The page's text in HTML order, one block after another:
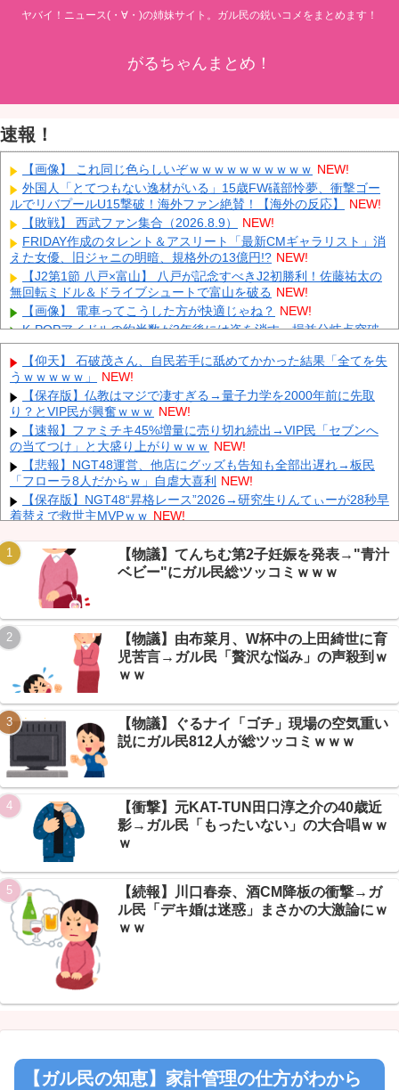
ヤバイ！ニュース(・∀・)の姉妹サイト。ガル民の鋭いコメをまとめます！
がるちゃんまとめ！
速報！
【画像】 これ同じ色らしいぞｗｗｗｗｗｗｗｗｗｗ NEW!
外国人「とてつもない逸材がいる」15歳FW礒部怜夢、衝撃ゴー
ルでリバプールU15撃破！海外ファン絶賛！【海外の反応】
NEW!
【敗戦】 西武ファン集合（2026.8.9）
NEW!
FRIDAY作成のタレント＆アスリート「最新CMギャラリスト」消
えた女優、旧ジャニの明暗、規格外の13億円!? NEW!
【J2第1節 八戸×富山】 八戸が記念すべきJ2初勝利！佐藤祐太の
無回転ミドル＆ドライブシュートで富山を破る NEW!
【画像】 電車ってこうした方が快適じゃね？ NEW!
K-POPアイドルの約半数が3年後には姿を消す…損益分岐点突破
は4％未満 NEW!
【速報】 斎藤知事、宣戦布告「数十年に渡るその場しのぎの不適
切会計、私の代でケリをつける」
中国「大豪雨！」三峡ダム「基礎部分破損」中国「全力放流！」
台風13号「中国上陸予測」台風15号「中国接近（画像」中国「台風
同時上陸！（穀物生産が壊滅危機」→ NEW!
大学生ワイ、株で大儲けしてしまうｗｗｗｗｗｗｗｗｗｗ
Powered by livedoor 相互RSS
【仰天】 石破茂さん、自民若手に舐めてかかった結果「全てを失
うｗｗｗｗｗ」
NEW!
【保存版】仏教はマジで凄すぎる→量子力学を2000年前に先取
り？とVIP民が興奮ｗｗｗ NEW!
【速報】ファミチキ45%増量に売り切れ続出→VIP民「セブンへ
の当てつけ」と大盛り上がりｗｗｗ NEW!
【悲報】NGT48運営、他店にグッズも告知も全部出遅れ→板民
「フローラ8人だからｗ」自虐大喜利
NEW!
【保存版】NGT48“昇格レース”2026→研究生りんてぃーが28秒早
着替えで救世主MVPｗｗ NEW!
土下座してないキミは本気じゃないな」 NEW!
ディズニーからの帰り道。夫「息子連れて離れろ！あと警察に通
報！」私「助けて！」駅員「どうしました！？」→トンデモナイこ
とに… NEW!
【画像】 すでにメスの体つきになったいもうと NEW!
【悲報】映画ブルーロック、週末興行8位に大コケ→ちいかわに
惨敗でｗｗｗ NEW!
彫り師歴23年「タトゥー入れてる奴は99％バカです」「バカは
5000円が好き」無断キャンセル、挨拶できない、金がない…客層を
ぶっちゃけ NEW!
Powered by livedoor 相互RSS
【物議】てんちむ第2子妊娠を発表→"青汁
ベビー"にガル民総ツッコミｗｗｗ
【物議】由布菜月、W杯中の上田綺世に育
児苦言→ガル民「贅沢な悩み」の声殺到ｗ
ｗｗ
【物議】ぐるナイ「ゴチ」現場の空気重い
説にガル民812人が総ツッコミｗｗｗ
【衝撃】元KAT-TUN田口淳之介の40歳近
影→ガル民「もったいない」の大合唱ｗｗ
ｗ
【続報】川口春奈、酒CM降板の衝撃→ガ
ル民「デキ婚は迷惑」まさかの大激論にｗ
ｗｗ
【ガル民の知恵】家計管理の仕方がわから